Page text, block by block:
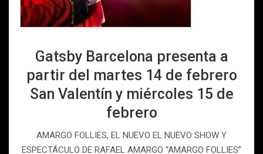
Gatsby Barcelona presenta a
partir del martes 14 de febrero
San Valentín y miércoles 15 de
febrero
AMARGO FOLLIES, EL NUEVO EL NUEVO SHOW Y
ESPECTÁCULO DE RAFAEL AMARGO “AMARGO FOLLIES”